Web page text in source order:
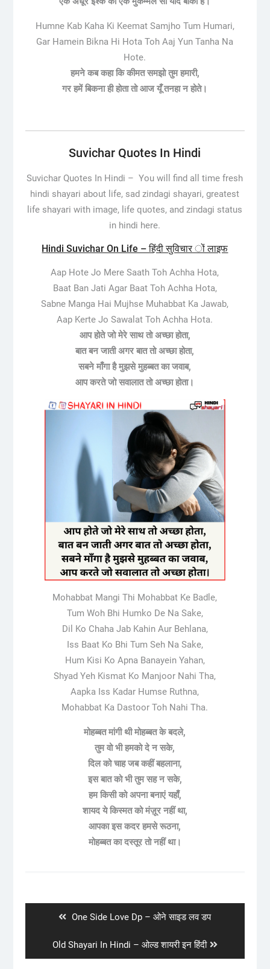
Humne Kab Kaha Ki Keemat Samjho Tum Humari,
Gar Hamein Bikna Hi Hota Toh Aaj Yun Tanha Na
Hote.
हमने कब कहा कि कीमत समझो तुम हमारी,
गर हमें बिकना ही होता तो आज यूँ तनहा न होते।
Suvichar Quotes In Hindi
Suvichar Quotes In Hindi –You will find all time fresh
hindi shayari about life, sad zindagi shayari, greatest
life shayari with image, life quotes, and zindagi status
in hindi here.
Hindi Suvichar On Life – हिंदी सुविचार ों लाइफ
Aap Hote Jo Mere Saath Toh Achha Hota,
Baat Ban Jati Agar Baat Toh Achha Hota,
Sabne Manga Hai Mujhse Muhabbat Ka Jawab,
Aap Kerte Jo Sawalat Toh Achha Hota.
आप होते जो मेरे साथ तो अच्छा होता,
बात बन जाती अगर बात तो अच्छा होता,
सबने माँगा है मुझसे मुहब्बत का जवाब,
आप करते जो सवालात तो अच्छा होता।
Mohabbat Mangi Thi Mohabbat Ke Badle,
Tum Woh Bhi Humko De Na Sake,
Dil Ko Chaha Jab Kahin Aur Behlana,
Iss Baat Ko Bhi Tum Seh Na Sake,
Hum Kisi Ko Apna Banayein Yahan,
Shyad Yeh Kismat Ko Manjoor Nahi Tha,
Aapka Iss Kadar Humse Ruthna,
Mohabbat Ka Dastoor Toh Nahi Tha.
मोहब्बत मांगी थी मोहब्बत के बदले,
तुम वो भी हमको दे न सके,
दिल को चाह जब कहीं बहलाना,
इस बात को भी तुम सह न सके,
हम किसी को अपना बनाएं यहाँ,
शायद ये किस्मत को मंज़ूर नहीं था,
आपका इस कदर हमसे रूठना,
मोहब्बत का दस्तूर तो नहीं था।
Previous
One Side Love Dp – ओने साइड लव डप
Next
post:
Old Shayari In Hindi – ओल्ड शायरी इन हिंदी